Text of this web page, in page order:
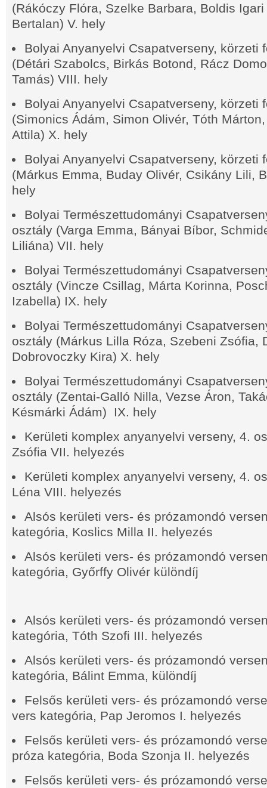
(Rákóczy Flóra, Szelke Barbara, Boldis
Bertalan) V. hely
Bolyai Anyanyelvi Csapatverseny, körzeti
(Détári Szabolcs, Birkás Botond, Rácz
Tamás) VIII. hely
Bolyai Anyanyelvi Csapatverseny, körzeti
(Simonics Ádám, Simon Olivér, Tóth
Attila) X. hely
Bolyai Anyanyelvi Csapatverseny, körzeti
(Márkus Emma, Buday Olivér, Csikány Lili,
hely
Bolyai Természettudományi
osztály (Varga Emma, Bányai Bíbor,
Liliána) VII. hely
Bolyai Természettudományi
osztály (Vincze Csillag, Márta Korinna,
Izabella) IX. hely
Bolyai Természettudományi
osztály (Márkus Lilla Róza, Szebeni Zsófia,
Dobrovoczky Kira) X. hely
Bolyai Természettudományi
osztály (Zentai-Galló Nilla, Vezse Áron,
Késmárki Ádám) IX. hely
Kerületi komplex anyanyelvi verseny, 4.
Zsófia VII. helyezés
Kerületi komplex anyanyelvi verseny, 4.
Léna VIII. helyezés
Alsós kerületi vers- és prózamondó
kategória, Koslics Milla II. helyezés
Alsós kerületi vers- és prózamondó
kategória, Győrffy Olivér különdíj
Alsós kerületi vers- és prózamondó
kategória, Tóth Szofi III. helyezés
Alsós kerületi vers- és prózamondó
kategória, Bálint Emma, különdíj
Felsős kerületi vers- és prózamondó
vers kategória, Pap Jeromos I. helyezés
Felsős kerületi vers- és prózamondó
próza kategória, Boda Szonja II. helyezés
Felsős kerületi vers- és prózamondó